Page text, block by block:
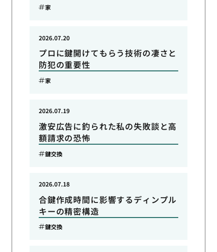
家
プロに鍵開けてもらう技術の凄さと
防犯の重要性
2026.07.20
家
激安広告に釣られた私の失敗談と高
額請求の恐怖
2026.07.19
鍵交換
合鍵作成時間に影響するディンプル
キーの精密構造
2026.07.18
鍵交換